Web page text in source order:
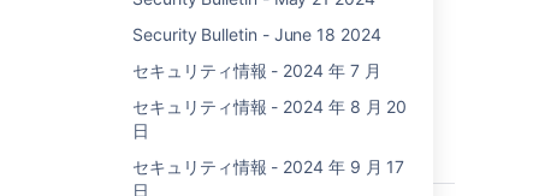
Security Bulletin - June 18 2024
セキュリティ情報 - 2024 年 7 月
セキュリティ情報 - 2024 年 8 月 20
日
セキュリティ情報 - 2024 年 9 月 17
日
Vulnerability in Crowd Data Center
and Server